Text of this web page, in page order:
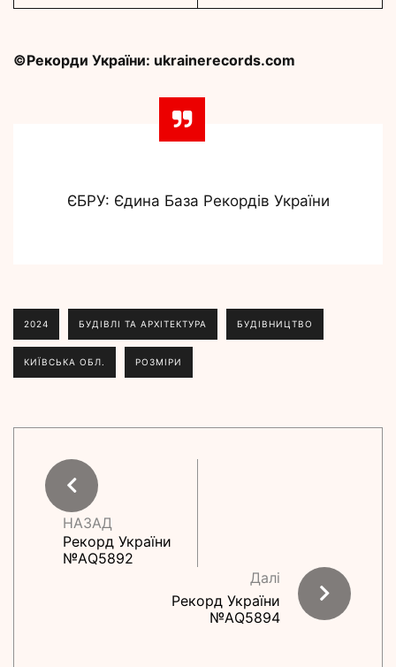
©Рекорди України: ukrainerecords.com
ЄБРУ: Єдина База Рекордів України
2024 БУДІВЛІ ТА АРХІТЕКТУРА БУДІВНИЦТВО
КИЇВСЬКА ОБЛ. РОЗМІРИ
НАЗАД
Рекорд України
№АQ5892
Далі
Рекорд України
№АQ5894